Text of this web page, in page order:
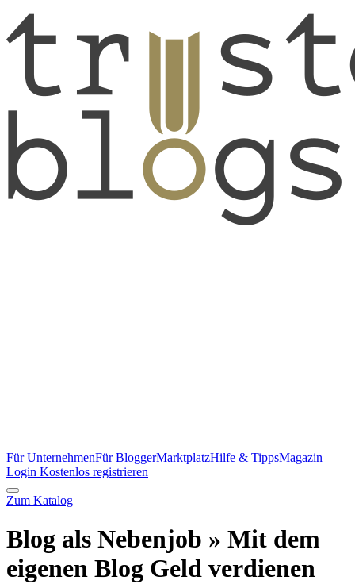
Für UnternehmenFür BloggerMarktplatzHilfe & TippsMagazin
Login Kostenlos registrieren
Zum Katalog
Blog als Nebenjob » Mit dem
eigenen Blog Geld verdienen